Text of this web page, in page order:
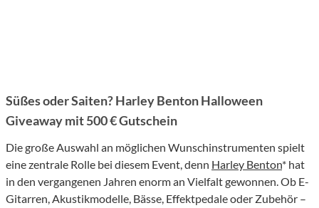
Süßes oder Saiten? Harley Benton Halloween
Giveaway mit 500 € Gutschein
Die große Auswahl an möglichen Wunschinstrumenten spielt
eine zentrale Rolle bei diesem Event, denn Harley Benton* hat
in den vergangenen Jahren enorm an Vielfalt gewonnen. Ob E-
Gitarren, Akustikmodelle, Bässe, Effektpedale oder Zubehör –